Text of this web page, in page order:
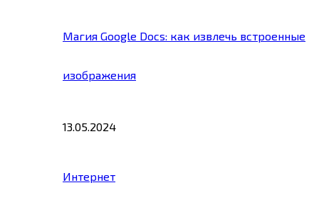
Магия Google Docs: как извлечь встроенные
изображения
13.05.2024
Интернет